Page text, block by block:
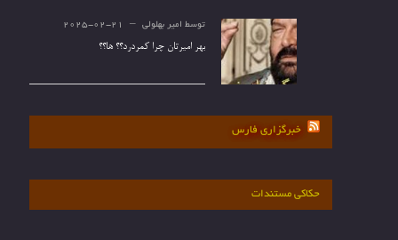
توسط امیر بهلولی 2025-02-21
بهر امیرتان چرا کمردرد؟؟ ها؟؟
خبرگزاری فارس
حکاکی مستندات